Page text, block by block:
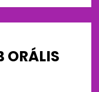
ORÁLIS